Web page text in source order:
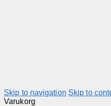
Skip to navigation Skip to
Varukorg